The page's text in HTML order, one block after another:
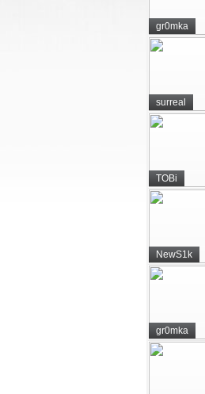
gr0mka
surreal
TOBi
NewS1k
gr0mka